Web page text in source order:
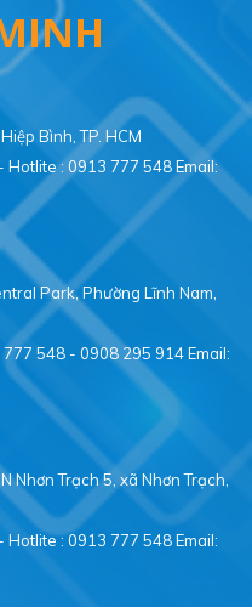
Bình, TP. HCM
Hotlite : 0913 777 548Email:
Park, Phường Lĩnh Nam,
548 - 0908 295 914Email:
Nhơn Trạch 5, xã Nhơn Trạch,
Hotlite : 0913 777 548Email: